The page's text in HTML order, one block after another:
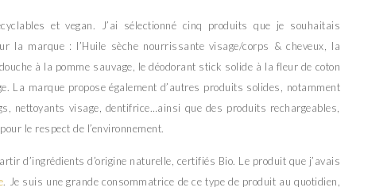
et vegan. J’ai sélectionné cinq produits que je souhaitais
la marque : l’Huile sèche nourrissante visage/corps & cheveux, la
à la pomme sauvage, le déodorant stick solide à la fleur de coton
La marque propose également d’autres produits solides, notamment
nettoyants visage, dentifrice…ainsi que des produits rechargeables,
le respect de l’environnement.
d’ingrédients d’origine naturelle, certifiés Bio. Le produit que j’avais
. Je suis une grande consommatrice de ce type de produit au quotidien,